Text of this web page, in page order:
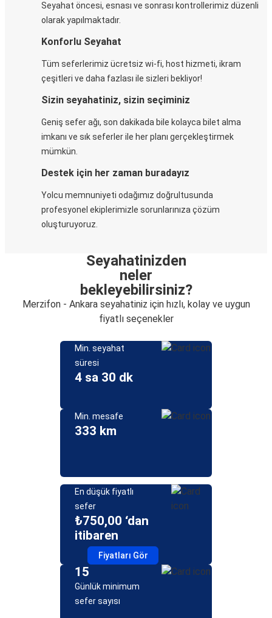
Seyahat öncesi, esnası ve sonrası kontrollerimiz düzenli
olarak yapılmaktadır.
Konforlu Seyahat
Tüm seferlerimiz ücretsiz wi-fi, host hizmeti, ikram
çeşitleri ve daha fazlası ile sizleri bekliyor!
Sizin seyahatiniz, sizin seçiminiz
Geniş sefer ağı, son dakikada bile kolayca bilet alma
imkanı ve sık seferler ile her planı gerçekleştirmek
mümkün.
Destek için her zaman buradayız
Yolcu memnuniyeti odağımız doğrultusunda
profesyonel ekiplerimizle sorunlarınıza çözüm
oluşturuyoruz.
Seyahatinizden
neler
bekleyebilirsiniz?
Merzifon - Ankara seyahatiniz için hızlı, kolay ve uygun
fiyatlı seçenekler
Min. seyahat
süresi
4 sa 30 dk
Min. mesafe
333 km
En düşük fiyatlı
sefer
₺750,00 ‘dan
itibaren
Fiyatları Gör
15
Günlük minimum
sefer sayısı